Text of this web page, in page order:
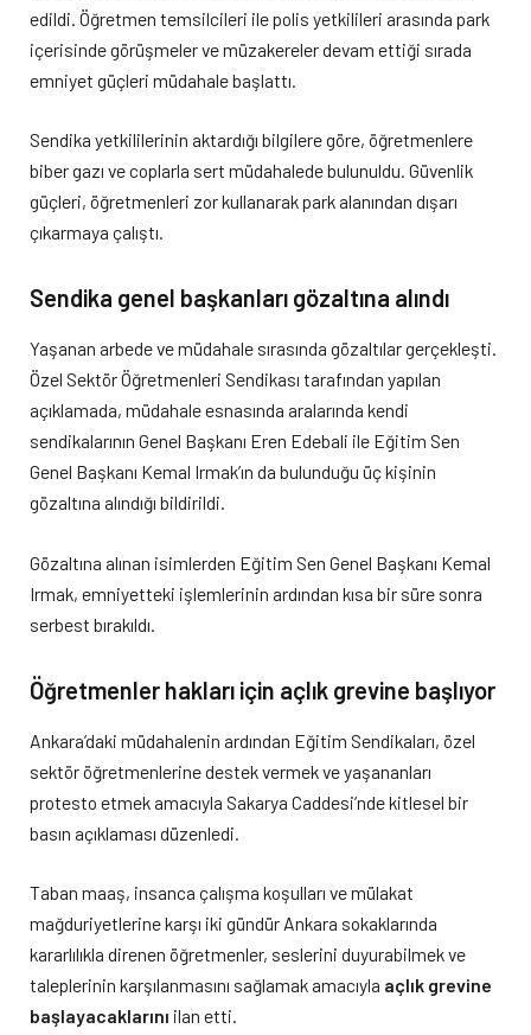
edildi. Öğretmen temsilcileri ile polis yetkilileri arasında park
içerisinde görüşmeler ve müzakereler devam ettiği sırada
emniyet güçleri müdahale başlattı.
Sendika yetkililerinin aktardığı bilgilere göre, öğretmenlere
biber gazı ve coplarla sert müdahalede bulunuldu. Güvenlik
güçleri, öğretmenleri zor kullanarak park alanından dışarı
çıkarmaya çalıştı.
Sendika genel başkanları gözaltına alındı
Yaşanan arbede ve müdahale sırasında gözaltılar gerçekleşti.
Özel Sektör Öğretmenleri Sendikası tarafından yapılan
açıklamada, müdahale esnasında aralarında kendi
sendikalarının Genel Başkanı Eren Edebali ile Eğitim Sen
Genel Başkanı Kemal Irmak’ın da bulunduğu üç kişinin
gözaltına alındığı bildirildi.
Gözaltına alınan isimlerden Eğitim Sen Genel Başkanı Kemal
Irmak, emniyetteki işlemlerinin ardından kısa bir süre sonra
serbest bırakıldı.
Öğretmenler hakları için açlık grevine başlıyor
Ankara’daki müdahalenin ardından Eğitim Sendikaları, özel
sektör öğretmenlerine destek vermek ve yaşananları
protesto etmek amacıyla Sakarya Caddesi’nde kitlesel bir
basın açıklaması düzenledi.
Taban maaş, insanca çalışma koşulları ve mülakat
mağduriyetlerine karşı iki gündür Ankara sokaklarında
kararlılıkla direnen öğretmenler, seslerini duyurabilmek ve
taleplerinin karşılanmasını sağlamak amacıyla açlık grevine
başlayacaklarını ilan etti.